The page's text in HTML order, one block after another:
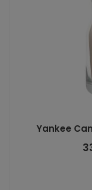
Yankee